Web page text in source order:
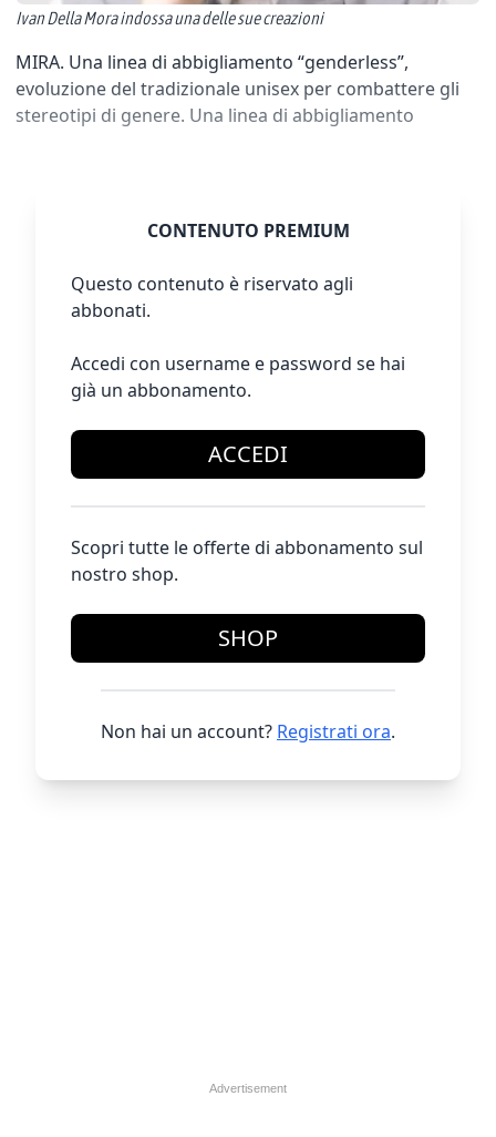
Ivan Della Mora indossa una delle sue creazioni
MIRA. Una linea di abbigliamento “genderless”,
evoluzione del tradizionale unisex per combattere gli
stereotipi di genere. Una linea di abbigliamento
CONTENUTO PREMIUM
Questo contenuto è riservato agli
abbonati.
Accedi con username e password se hai
già un abbonamento.
ACCEDI
Scopri tutte le offerte di abbonamento sul
nostro shop.
SHOP
Non hai un account? Registrati ora.